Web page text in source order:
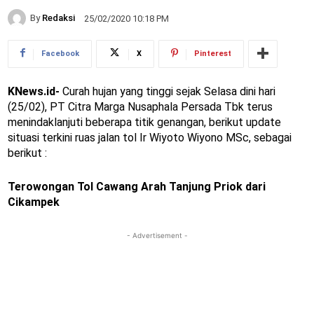
By Redaksi 25/02/2020 10:18 PM
Facebook X Pinterest
KNews.id- Curah hujan yang tinggi sejak Selasa dini hari
(25/02), PT Citra Marga Nusaphala Persada Tbk terus
menindaklanjuti beberapa titik genangan, berikut update
situasi terkini ruas jalan tol Ir Wiyoto Wiyono MSc, sebagai
berikut :
Terowongan Tol Cawang Arah Tanjung Priok dari
Cikampek
- Advertisement -